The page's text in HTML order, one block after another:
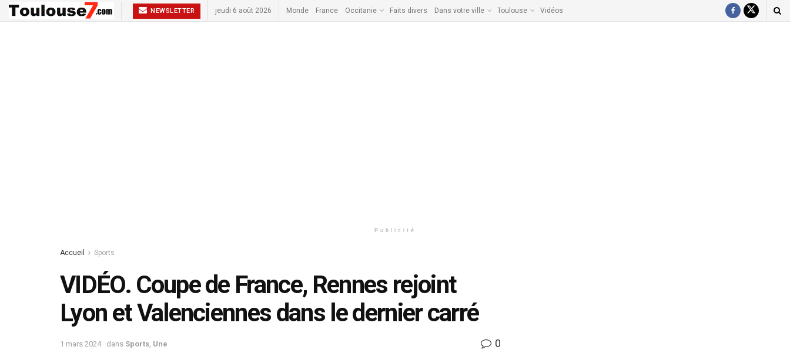
NEWSLETTER jeudi 6 août 2026 Monde France Occitanie Faits divers Dans votre ville Toulouse Vidéos
Publicité
Accueil Sports
VIDÉO. Coupe de France, Rennes rejoint
Lyon et Valenciennes dans le dernier carré
1 mars 2024 dans Sports Une 0